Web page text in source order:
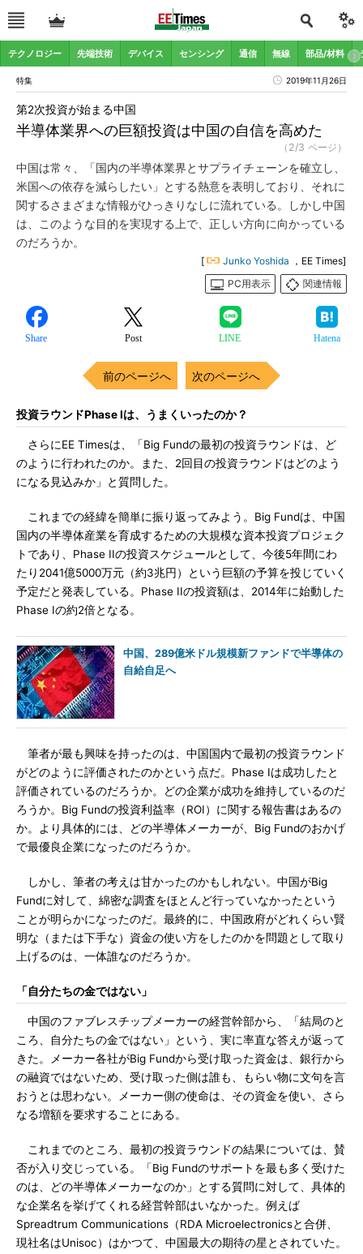
テクノロジー 先端技術 デバイス センシング 通信 無線 部品/材料
特集 2019年11月26日
半導体業界への巨額投資は中国の自信を高めた
第2次投資が始まる中国
（2/3 ページ）
中国は常々、「国内の半導体業界とサプライチェーンを確立し、
米国への依存を減らしたい」とする熱意を表明しており、それに
関するさまざまな情報がひっきりなしに流れている。しかし中国
は、このような目的を実現する上で、正しい方向に向かっている
のだろうか。
[ Junko Yoshida ，EE Times]
PC用表示
関連情報
Share Post LINE Hatena
前のページへ 次のページへ
投資ラウンドPhase Iは、うまくいったのか？
さらにEE Timesは、「Big Fundの最初の投資ラウンドは、ど
のように行われたのか。また、2回目の投資ラウンドはどのよう
になる見込みか」と質問した。
これまでの経緯を簡単に振り返ってみよう。Big Fundは、中国
国内の半導体産業を育成するための大規模な資本投資プロジェク
トであり、Phase IIの投資スケジュールとして、今後5年間にわ
たり2041億5000万元（約3兆円）という巨額の予算を投じていく
予定だと発表している。Phase IIの投資額は、2014年に始動した
Phase Iの約2倍となる。
中国、289億米ドル規模新ファンドで半導体の
自給自足へ
筆者が最も興味を持ったのは、中国国内で最初の投資ラウンド
がどのように評価されたのかという点だ。Phase Iは成功したと
評価されているのだろうか。どの企業が成功を維持しているのだ
ろうか。Big Fundの投資利益率（ROI）に関する報告書はあるの
か。より具体的には、どの半導体メーカーが、Big Fundのおかげ
で最優良企業になったのだろうか。
しかし、筆者の考えは甘かったのかもしれない。中国がBig
Fundに対して、綿密な調査をほとんど行っていなかったという
ことが明らかになったのだ。最終的に、中国政府がどれくらい賢
明な（または下手な）資金の使い方をしたのかを問題として取り
上げるのは、一体誰なのだろうか。
「自分たちの金ではない」
中国のファブレスチップメーカーの経営幹部から、「結局のと
ころ、自分たちの金ではない」という、実に率直な答えが返って
きた。メーカー各社がBig Fundから受け取った資金は、銀行から
の融資ではないため、受け取った側は誰も、もらい物に文句を言
おうとは思わない。メーカー側の使命は、その資金を使い、さら
なる増額を要求することにある。
これまでのところ、最初の投資ラウンドの結果については、賛
否が入り交じっている。「Big Fundのサポートを最も多く受けた
のは、どの半導体メーカーなのか」とする質問に対して、具体的
な企業名を挙げてくれる経営幹部はいなかった。例えば
Spreadtrum Communications（RDA Microelectronicsと合併、
現社名はUnisoc）はかつて、中国最大の期待の星とされていた。